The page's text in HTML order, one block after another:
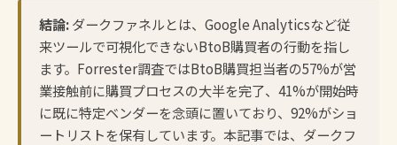
結論:ダークファネルとは、Google Analyticsなど従
来ツールで可視化できないBtoB購買者の行動を指し
ます。Forrester調査ではBtoB購買担当者の57%が営
業接触前に購買プロセスの大半を完了、41%が開始時
に既に特定ベンダーを念頭に置いており、92%がショ
ートリストを保有しています。本記事では、ダークフ